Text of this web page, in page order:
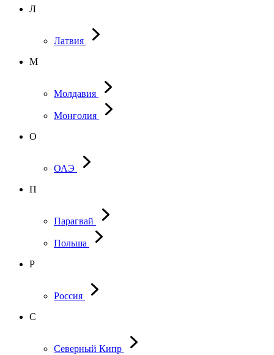
Л
Латвия
М
Молдавия
Монголия
О
ОАЭ
П
Парагвай
Польша
Р
Россия
С
Северный Кипр